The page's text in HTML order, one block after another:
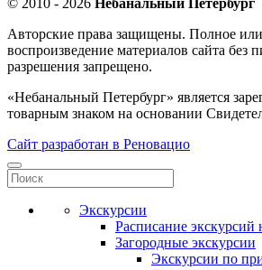
Авторские права защищены. Полное
воспроизведение материалов сайта без
разрешения запрещено.
«Небанальный Петербург» является
товарным знаком на основании
Сайт разработан в Реновацио
Экскурсии
Расписание экскурсий
Загородные экскурсии
Экскурсии по